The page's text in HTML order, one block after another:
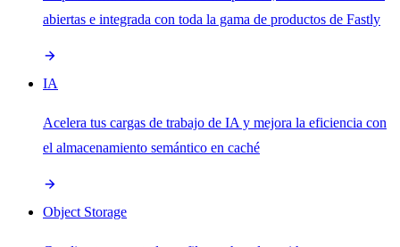
abiertas e integrada con toda la gama de productos de Fastly
IA
Acelera tus cargas de trabajo de IA y mejora la eficiencia con
el almacenamiento semántico en caché
Object Storage